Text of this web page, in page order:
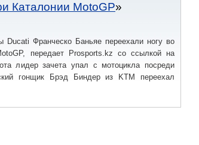
Каталонии MotoGP
Ducati Франческо Баньяе переехали ногу во
передает Prosports.kz со ссылкой на
лидер зачета упал с мотоцикла посреди
гонщик Брэд Биндер из KTM переехал